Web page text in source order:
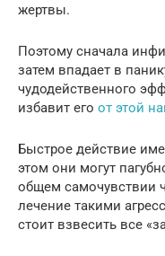
жертвы.
Поэтому сначала
затем впадает в
чудодейственного
избавит его от этой
Быстрое действие
этом они могут
общем самочувствии
лечение такими
стоит взвесить все